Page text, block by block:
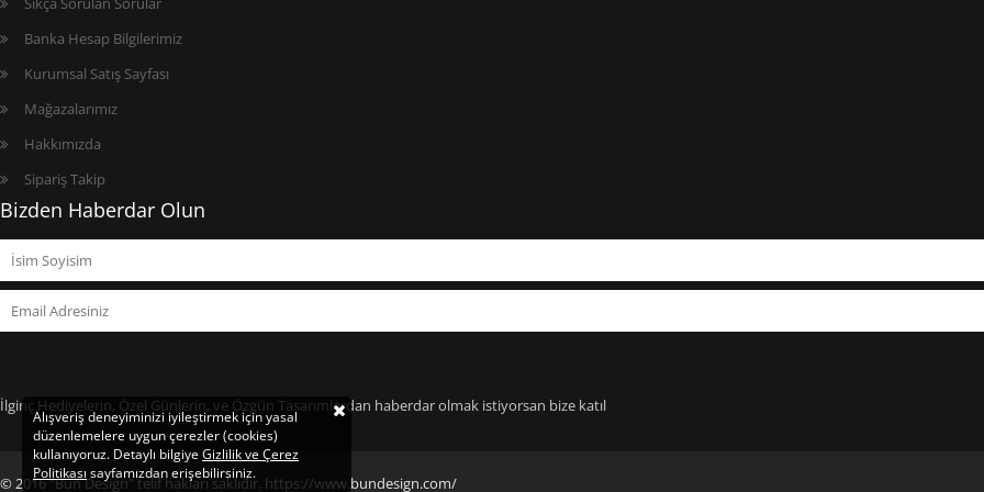
Banka Hesap Bilgilerimiz
Kurumsal Satış Sayfası
Mağazalarımız
Hakkımızda
Sipariş Takip
Bizden Haberdar Olun
İlginç Hediyelerin, Özel Günlerin, ve Özgün Tasarımlardan haberdar olmak istiyorsan bize katıl
© 2016 "Bun Design" telif hakları saklıdır. https://www.bundesign.com/
Alışveriş deneyiminizi iyileştirmek için yasal
düzenlemelere uygun çerezler (cookies)
kullanıyoruz. Detaylı bilgiyeGizlilik ve Çerez
Politikası sayfamızdan erişebilirsiniz.